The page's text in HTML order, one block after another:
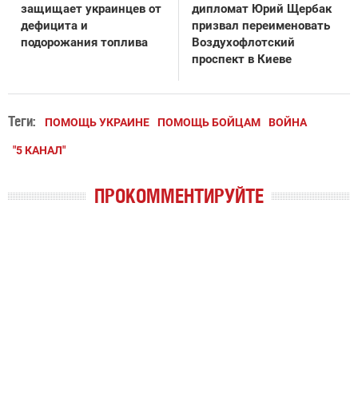
защищает украинцев от
дефицита и
подорожания топлива
дипломат Юрий Щербак
призвал переименовать
Воздухофлотский
проспект в Киеве
Теги: ПОМОЩЬ УКРАИНЕ ПОМОЩЬ БОЙЦАМ ВОЙНА
"5 КАНАЛ"
ПРОКОММЕНТИРУЙТЕ